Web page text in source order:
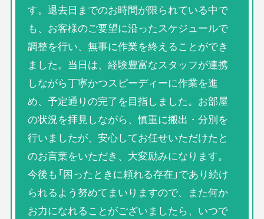
す。退去日までのお時間が限られている中で
も、お客様のご要望に沿ったスケジュールで
調整を行い、無事に作業を終えることができ
ました。当日は、経験豊富なスタッフが連携
しながら丁寧かつスピーディーに作業を進
め、予定通りの完了を目指しました。お部屋
の状況を拝見しながら、慎重に搬出・分別を
行いましたが、安心してお任せいただけたと
のお言葉をいただき、大変励みになります。
今後も「困ったときに頼れる存在」であり続け
られるよう努めてまいりますので、また何か
お力になれることがございましたら、いつで